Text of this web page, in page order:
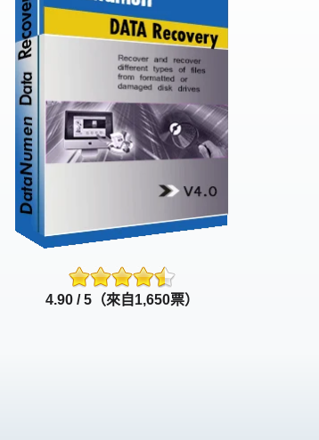
4.90 / 5（來自1,650票）